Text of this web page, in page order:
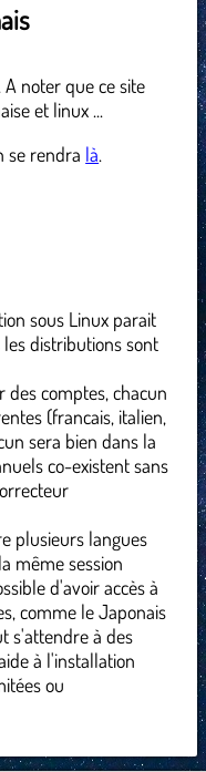
. A noter que ce site
et linux ...
se rendra là.
sous Linux parait
distributions sont
des comptes, chacun
(francais, italien,
sera bien dans la
co-existent sans
plusieurs langues
même session
d'avoir accès à
comme le Japonais
s'attendre à des
à l'installation
ou